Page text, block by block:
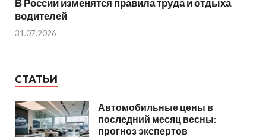
В России изменятся правила труда и отдыха
водителей
31.07.2026
СТАТЬИ
Автомобильные цены в
последний месяц весны:
прогноз экспертов